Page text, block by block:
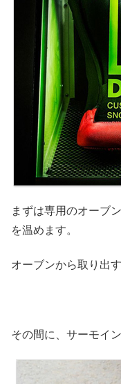
まずは専用のオーブ
を温めます。
オーブンから取り出
その間に、サーモイ